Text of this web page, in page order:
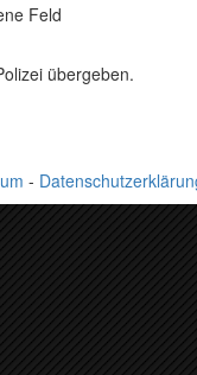
Feld
übergeben.
-